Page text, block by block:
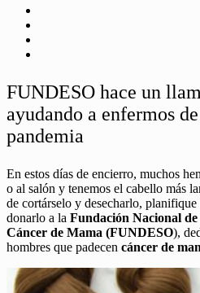
FUNDESO hace un
ayudando a enfermos
pandemia
En estos días de encierro, muchos
o al salón y tenemos el cabello más
de cortárselo y desecharlo, planifique
donarlo a la Fundación Nacional
Cáncer de Mama (FUNDESO),
hombres que padecen cáncer de